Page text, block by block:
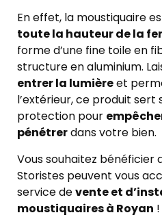
En effet, la moustiquaire
toute la hauteur de la
forme d’une fine toile en
structure en aluminium.
entrer la lumièreet
l’extérieur, ce produit
protection pour
pénétrerdans votre bien.
Vous souhaitez bénéficier
Storistes peuvent vous
service devente et
moustiquaires à Royan !